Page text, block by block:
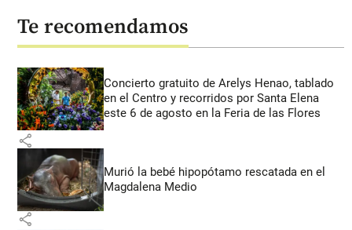
Te recomendamos
Concierto gratuito de Arelys Henao, tablado
en el Centro y recorridos por Santa Elena
este 6 de agosto en la Feria de las Flores
share
Murió la bebé hipopótamo rescatada en el
Magdalena Medio
share